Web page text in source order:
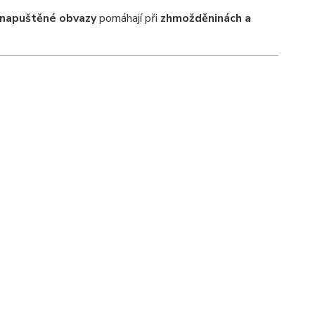
obvazypomáhají při zhmožděninách a